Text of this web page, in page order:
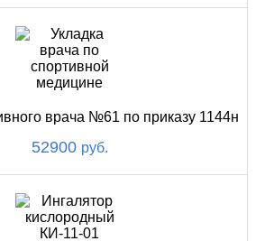
врача №61 по приказу 1144н
52900 руб.